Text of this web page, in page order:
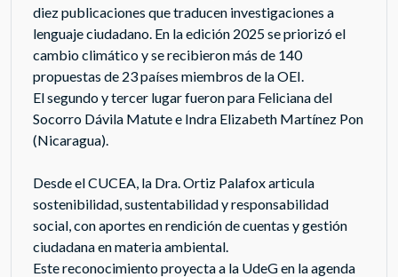
diez publicaciones que traducen investigaciones a
lenguaje ciudadano. En la edición 2025 se priorizó el
cambio climático y se recibieron más de 140
propuestas de 23 países miembros de la OEI.
El segundo y tercer lugar fueron para Feliciana del
Socorro Dávila Matute e Indra Elizabeth Martínez Pon
(Nicaragua).
Desde el CUCEA, la Dra. Ortiz Palafox articula
sostenibilidad, sustentabilidad y responsabilidad
social, con aportes en rendición de cuentas y gestión
ciudadana en materia ambiental.
Este reconocimiento proyecta a la UdeG en la agenda